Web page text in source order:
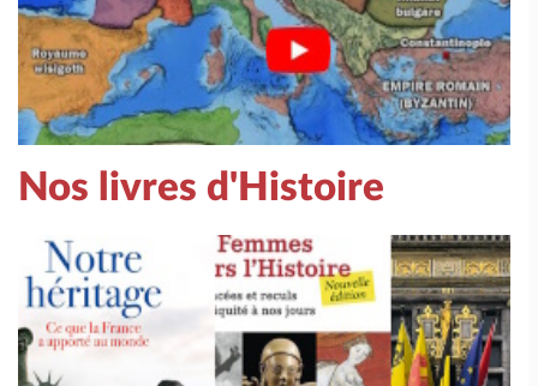
Nos livres d'Histoire